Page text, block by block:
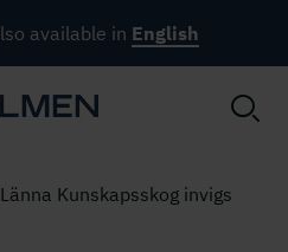
Länna Kunskapsskog invigs
available in English